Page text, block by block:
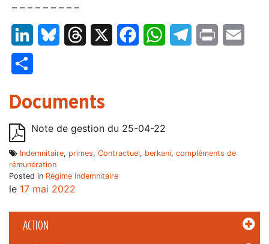
ACTION
– – – – – – – – –
LinkedInBluesky Threads FacebookWhatsAppTelegram
Print
Documents
Note de gestion du 25-04-22
Indemnitaire, primes, Contractuel, berkani, compléments de
rémunération
Posted in Régime indemnitaire
le 17 mai 2022